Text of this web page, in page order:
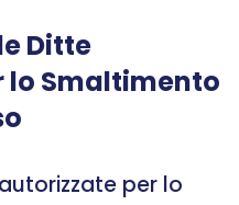
Ditte
lo Smaltimento
per lo